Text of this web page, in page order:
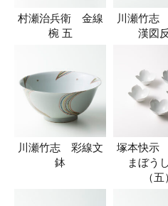
村瀬治兵衛 金線
椀 五
川瀬竹志
漢図
川瀬竹志 彩線文
鉢
塚本快示
まぼう
（五